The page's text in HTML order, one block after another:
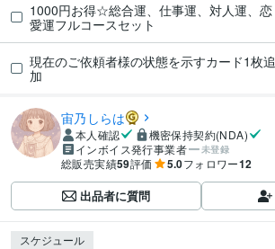
1000円お得☆総合運、仕事運、対人運、恋
愛運フルコースセット
現在のご依頼者様の状態を示すカード1枚追
加
宙乃しらは
本人確認
機密保持契約(NDA)
インボイス発行事業者
未登録
総販売実績59評価 5.0フォロワー12
出品者に質問
スケジュール